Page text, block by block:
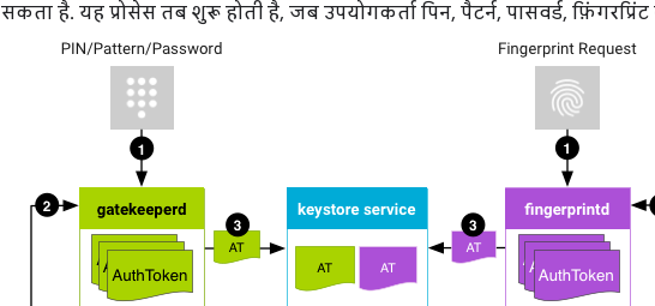
सकता है. यह प्रोसेस तब शुरू होती है, जब उपयोगकर्ता पिन, पैटर्न, पासवर्ड, फ़िंगरप्रिंट